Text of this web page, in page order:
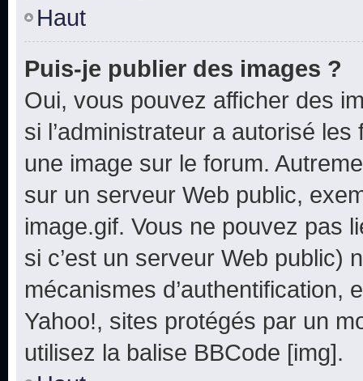
Haut
Puis-je publier des images ?
Oui, vous pouvez afficher des
si l’administrateur a autorisé
une image sur le forum.
sur un serveur Web public,
image.gif. Vous ne pouvez pas
si c’est un serveur Web public)
mécanismes d’authentification,
Yahoo!, sites protégés par un
utilisez la balise BBCode [img].